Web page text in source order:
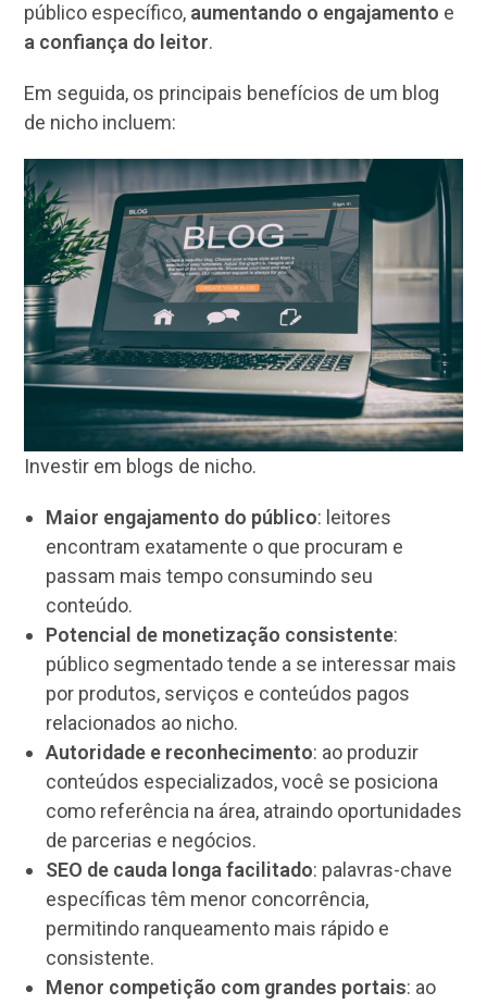
público específico, aumentando o engajamento e
a confiança do leitor.
Em seguida, os principais benefícios de um blog
de nicho incluem:
Investir em blogs de nicho.
Maior engajamento do público: leitores
encontram exatamente o que procuram e
passam mais tempo consumindo seu
conteúdo.
Potencial de monetização consistente:
público segmentado tende a se interessar mais
por produtos, serviços e conteúdos pagos
relacionados ao nicho.
Autoridade e reconhecimento: ao produzir
conteúdos especializados, você se posiciona
como referência na área, atraindo oportunidades
de parcerias e negócios.
SEO de cauda longa facilitado: palavras-chave
específicas têm menor concorrência,
permitindo ranqueamento mais rápido e
consistente.
Menor competição com grandes portais: ao